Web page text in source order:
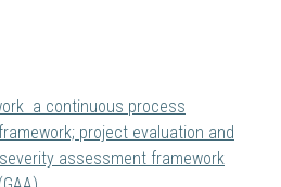
a continuous process
project evaluation and
assessment framework